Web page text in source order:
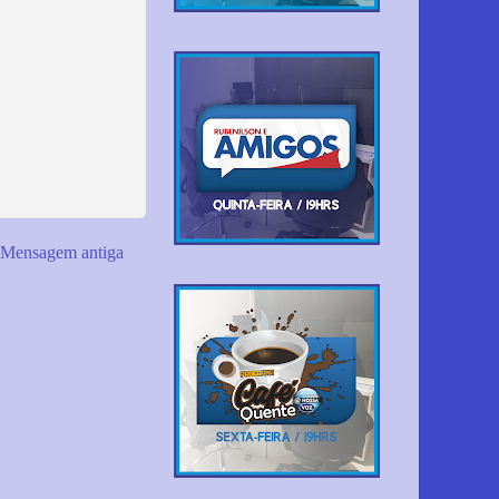
Mensagem antiga